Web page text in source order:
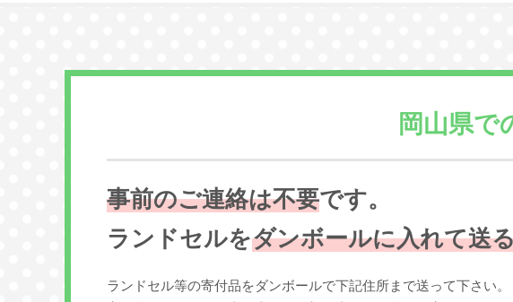
岡山県で
事前のご連絡は不要です。
ランドセルをダンボールに入れて送
ランドセル等の寄付品をダンボールで下記住所まで送って下さい。